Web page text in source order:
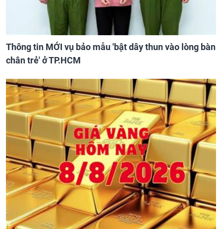
Thông tin MỚI vụ bảo mẫu 'bật dây thun vào lòng bàn
chân trẻ' ở TP.HCM